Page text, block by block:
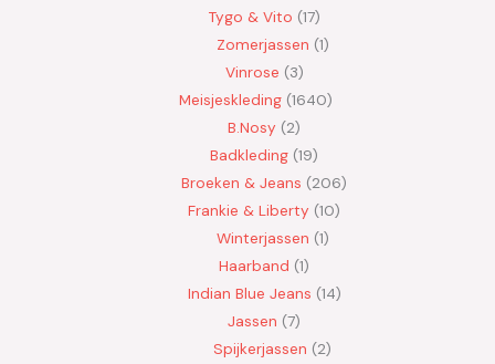
Tygo & Vito 17
Zomerjassen 1
Vinrose 3
Meisjeskleding 1640
B.Nosy
2
Badkleding 19
Broeken & Jeans
206
Frankie & Liberty 10
Winterjassen 1
Haarband 1
Indian Blue Jeans 14
Jassen 7
Spijkerjassen
2